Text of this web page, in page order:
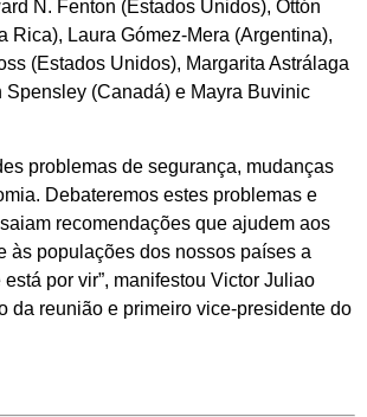
N. Fenton (Estados Unidos), Ottón
Rica), Laura Gómez-Mera (Argentina),
(Estados Unidos), Margarita Astrálaga
Spensley (Canadá) e Mayra Buvinic
problemas de segurança, mudanças
Debateremos estes problemas e
recomendações que ajudem aos
às populações dos nossos países a
por vir”, manifestou Victor Juliao
da reunião e primeiro vice-presidente do